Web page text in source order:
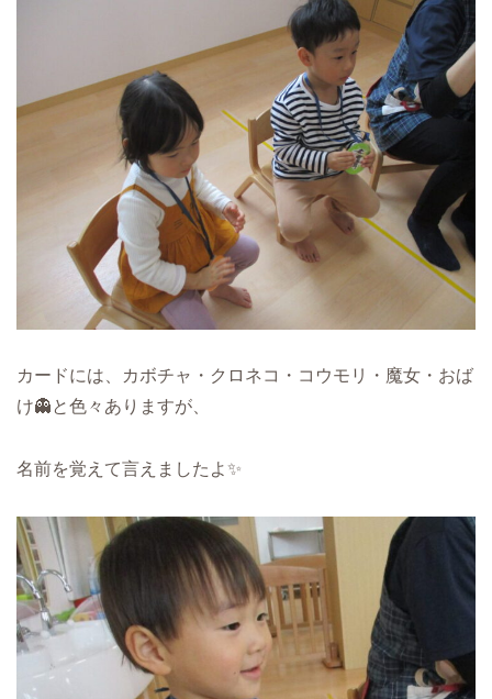
カードには、カボチャ・クロネコ・コウモリ・魔女・おば
け👻と色々ありますが、
名前を覚えて言えましたよ✨